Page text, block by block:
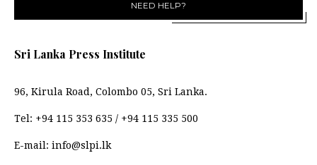
NEED HELP?
Sri Lanka Press Institute
96, Kirula Road, Colombo 05, Sri Lanka.
Tel: +94 115 353 635 / +94 115 335 500
E-mail: info@slpi.lk